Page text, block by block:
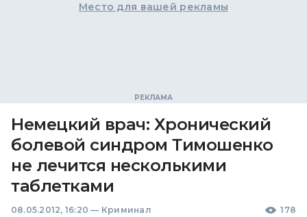
Место для вашей рекламы
Немецкий врач: Хронический
болевой синдром Тимошенко
не лечится несколькими
таблетками
08.05.2012, 16:20 — Криминал 178